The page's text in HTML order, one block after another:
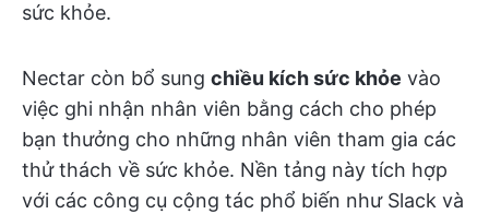
sức khỏe.
Nectar còn bổ sung chiều kích sức khỏe vào
việc ghi nhận nhân viên bằng cách cho phép
bạn thưởng cho những nhân viên tham gia các
thử thách về sức khỏe. Nền tảng này tích hợp
với các công cụ cộng tác phổ biến như Slack và